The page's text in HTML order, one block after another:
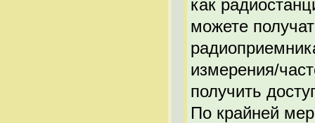
как
можете
измерения/
получить
По крайней